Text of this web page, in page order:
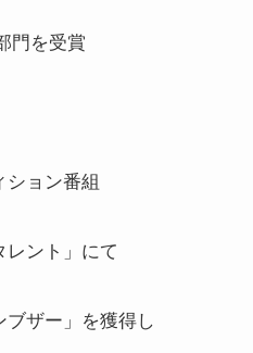
門を受賞
ション番組
レント」にて
ブザー」を獲得し